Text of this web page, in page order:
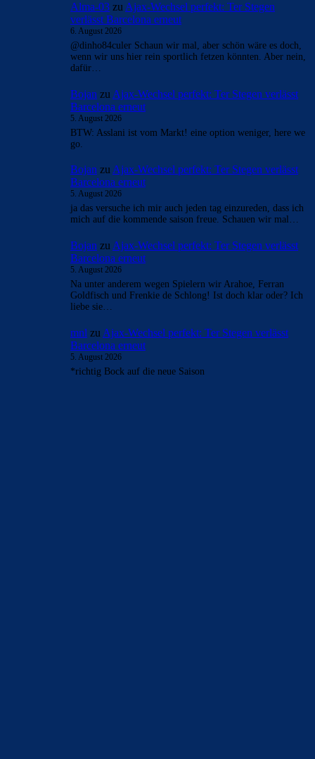
Alma-03 zu Ajax-Wechsel perfekt: Ter Stegen
verlässt Barcelona erneut
6. August 2026
@dinho84culer Schaun wir mal, aber schön wäre es doch,
wenn wir uns hier rein sportlich fetzen könnten. Aber nein,
dafür…
Bojan zu Ajax-Wechsel perfekt: Ter Stegen verlässt
Barcelona erneut
5. August 2026
BTW: Asslani ist vom Markt! eine option weniger, here we
go.
Bojan zu Ajax-Wechsel perfekt: Ter Stegen verlässt
Barcelona erneut
5. August 2026
ja das versuche ich mir auch jeden tag einzureden, dass ich
mich auf die kommende saison freue. Schauen wir mal…
Bojan zu Ajax-Wechsel perfekt: Ter Stegen verlässt
Barcelona erneut
5. August 2026
Na unter anderem wegen Spielern wir Arahoe, Ferran
Goldfisch und Frenkie de Schlong! Ist doch klar oder? Ich
liebe sie…
mnl zu Ajax-Wechsel perfekt: Ter Stegen verlässt
Barcelona erneut
5. August 2026
*richtig Bock auf die neue Saison